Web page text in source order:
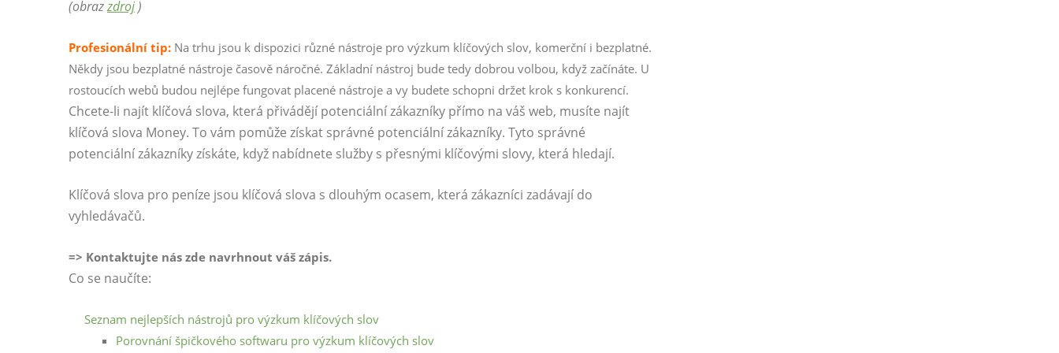
(obrazzdroj)
Profesionální tip: Na trhu jsou k dispozici různé nástroje pro výzkum klíčových slov, komerční i bezplatné.
Někdy jsou bezplatné nástroje časově náročné. Základní nástroj bude tedy dobrou volbou, když začínáte. U
rostoucích webů budou nejlépe fungovat placené nástroje a vy budete schopni držet krok s konkurencí.
Chcete-li najít klíčová slova, která přivádějí potenciální zákazníky přímo na váš web, musíte najít
klíčová slova Money. To vám pomůže získat správné potenciální zákazníky. Tyto správné
potenciální zákazníky získáte, když nabídnete služby s přesnými klíčovými slovy, která hledají.
Klíčová slova pro peníze jsou klíčová slova s ​​dlouhým ocasem, která zákazníci zadávají do
vyhledávačů.
=> Kontaktujte nás zde navrhnout váš zápis.
Co se naučíte:
Seznam nejlepších nástrojů pro výzkum klíčových slov
Porovnání špičkového softwaru pro výzkum klíčových slov